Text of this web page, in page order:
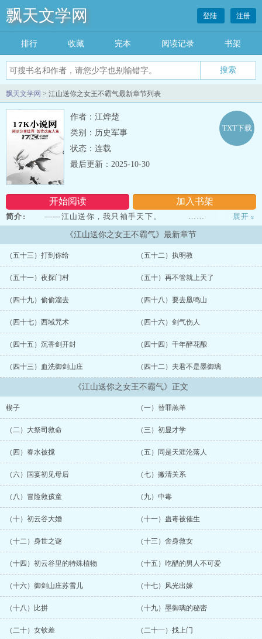
飘天文学网 登陆 注册
排行 收藏 完本 阅读记录 书架
飘天文学网 > 江山送你之女王不霸气最新章节列表
作者：江烨楚
类别：历史军事
状态：连载
开始阅读 加入书架
TXT下载
最后更新：2025-10-30
简介:
——江山送你，我只袖手天下。 …… 不怪女
王太软弱，实在是家中大杀器太霸道。 ——夫君，国事繁多，
人家好累 ——睿儿已经五岁了，交给他就好了 ——
呃……可是人家会无聊嘛 ——放心，我们要忙着生孩
展开 »
《江山送你之女王不霸气》最新章节
（五十三）打到你给 （五十二）执明教
（五十一）夜探门村 （五十）再不管就上天了
（四十九）偷偷溜去 （四十八）要去凰鸣山
（四十七）西域咒术 （四十六）剑气伤人
（四十五）沉香剑开封 （四十四）千年醉花酿
（四十三）血洗御剑山庄 （四十二）夫君不是墨御璃
《江山送你之女王不霸气》正文
楔子 （一）替罪羔羊
（二）大祭司救命 （三）初显才学
（四）春水被搅 （五）同是天涯沦落人
（六）国宴初见母后 （七）撇清关系
（八）冒险救孩童 （九）中毒
（十）初云谷大婚 （十一）蛊毒被催生
（十二）身世之谜 （十三）舍身救女
（十四）初云谷里的特殊植物 （十五）吃醋的男人不可爱
（十六）御剑山庄苏雪儿 （十七）风光出嫁
（十八）比拼 （十九）墨御璃的秘密
（二十）女钦差 （二十一）找上门